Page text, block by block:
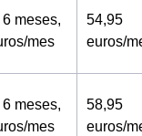
meses,
mes
54,95
euros/
meses,
mes
58,95
euros/